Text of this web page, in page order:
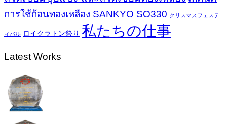
การใช้ก้อนทองเหลือง SANKYO SO330 クリスマスフェステ
ィバル ロイクラトン祭り 私たちの仕事
Latest Works